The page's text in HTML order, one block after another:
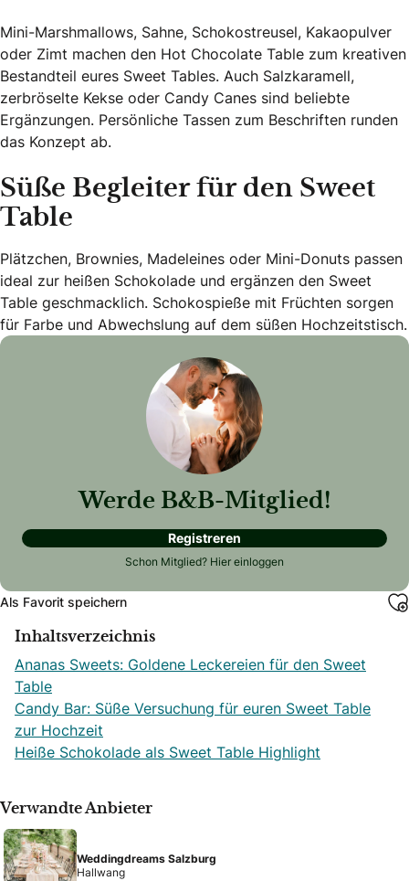
Mini-Marshmallows, Sahne, Schokostreusel, Kakaopulver
oder Zimt machen den Hot Chocolate Table zum kreativen
Bestandteil eures Sweet Tables. Auch Salzkaramell,
zerbröselte Kekse oder Candy Canes sind beliebte
Ergänzungen. Persönliche Tassen zum Beschriften runden
das Konzept ab.
Süße Begleiter für den Sweet
Table
Plätzchen, Brownies, Madeleines oder Mini-Donuts passen
ideal zur heißen Schokolade und ergänzen den Sweet
Table geschmacklich. Schokospieße mit Früchten sorgen
für Farbe und Abwechslung auf dem süßen Hochzeitstisch.
Werde B&B-Mitglied!
Registreren
Schon Mitglied? Hier einloggen
Als Favorit speichern
Inhaltsverzeichnis
Ananas Sweets: Goldene Leckereien für den Sweet
Table
Candy Bar: Süße Versuchung für euren Sweet Table
zur Hochzeit
Heiße Schokolade als Sweet Table Highlight
Verwandte Anbieter
Weddingdreams Salzburg
Hallwang